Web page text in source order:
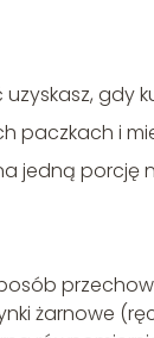
uzyskasz, gdy
paczkach i
jedną porcję
żarnowe